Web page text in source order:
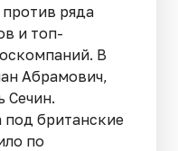
ряда
и топ-
В
Абрамович,
Сечин.
британские
по